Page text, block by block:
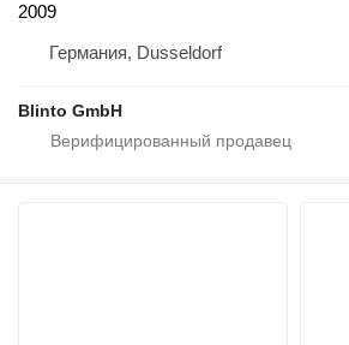
2009
Германия, Dusseldorf
Blinto GmbH